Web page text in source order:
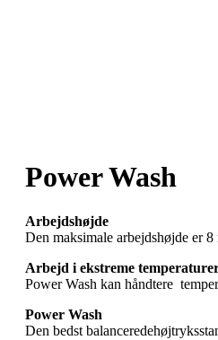
Power Wash
Arbejdshøjde
Den maksimale arbejdshøjde er 8
Arbejd i ekstreme
Power Wash kan håndtere
Power Wash
Den bedst